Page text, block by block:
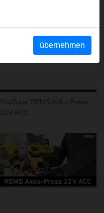
YouTube REMS Akku-Press
22V ACC
übernehmen